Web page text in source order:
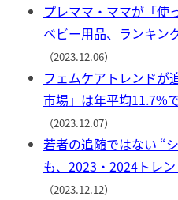
プレママ・ママが「使
ベビー用品、ランキ
（2023.12.06）
フェムケアトレンドが
市場」は年平均11.7%
（2023.12.07）
若者の追随ではない “
も、2023・2024トレ
（2023.12.12）